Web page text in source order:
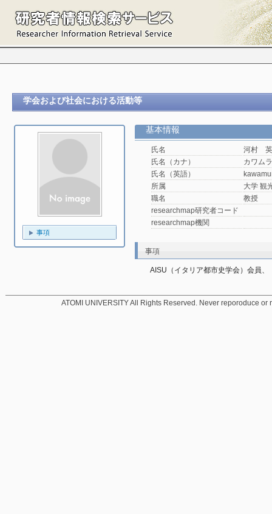
学会および社会における活動等
事項
基本情報
氏名
河村
氏名（カナ）
カワム
氏名（英語）
所属
大学 観
職名
教授
researchmap研究者コード
researchmap機関
事項
AISU（イタリア都市史学会）会員、